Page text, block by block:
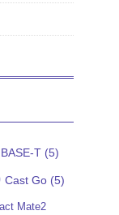
T (5)
Cast Go (5)
Mate2